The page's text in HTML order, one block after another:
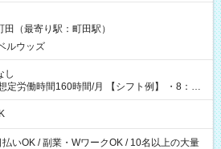
（最寄り駅：町田駅）
ルウッズ
し
160時間/月 【シフト例】 ・8：00
いOK / 副業・WワークOK / 10名以上の大量